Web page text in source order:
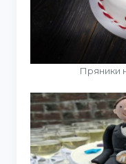
Пряники